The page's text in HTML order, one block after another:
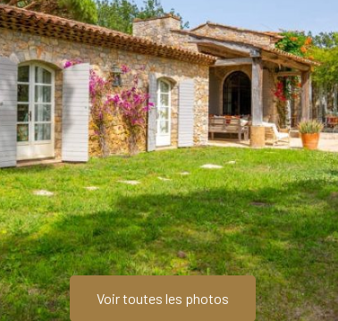
Voir toutes les photos